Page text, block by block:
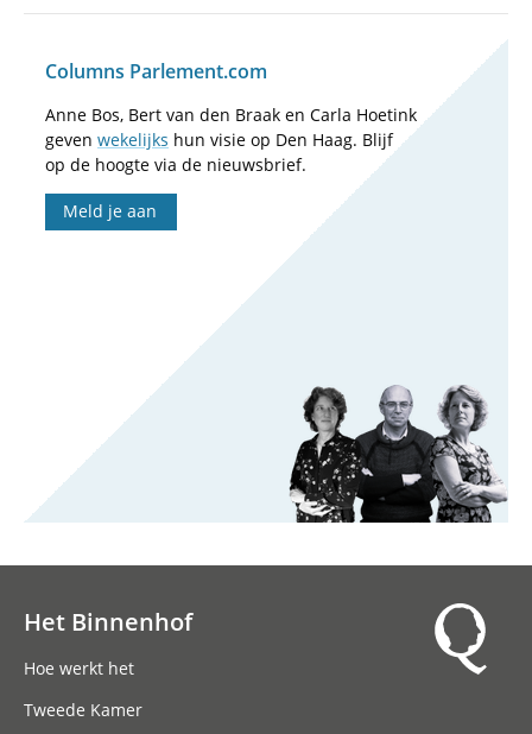
Columns Parlement.com
Anne Bos, Bert van den Braak en Carla Hoetink
geven wekelijks hun visie op Den Haag. Blijf
op de hoogte via de nieuwsbrief.
Meld je aan
Het Binnenhof
Hoe werkt het
Tweede Kamer